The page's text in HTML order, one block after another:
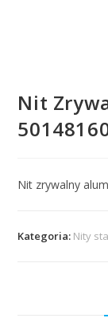
Nit
Nit zrywalny
Kategoria: Nity